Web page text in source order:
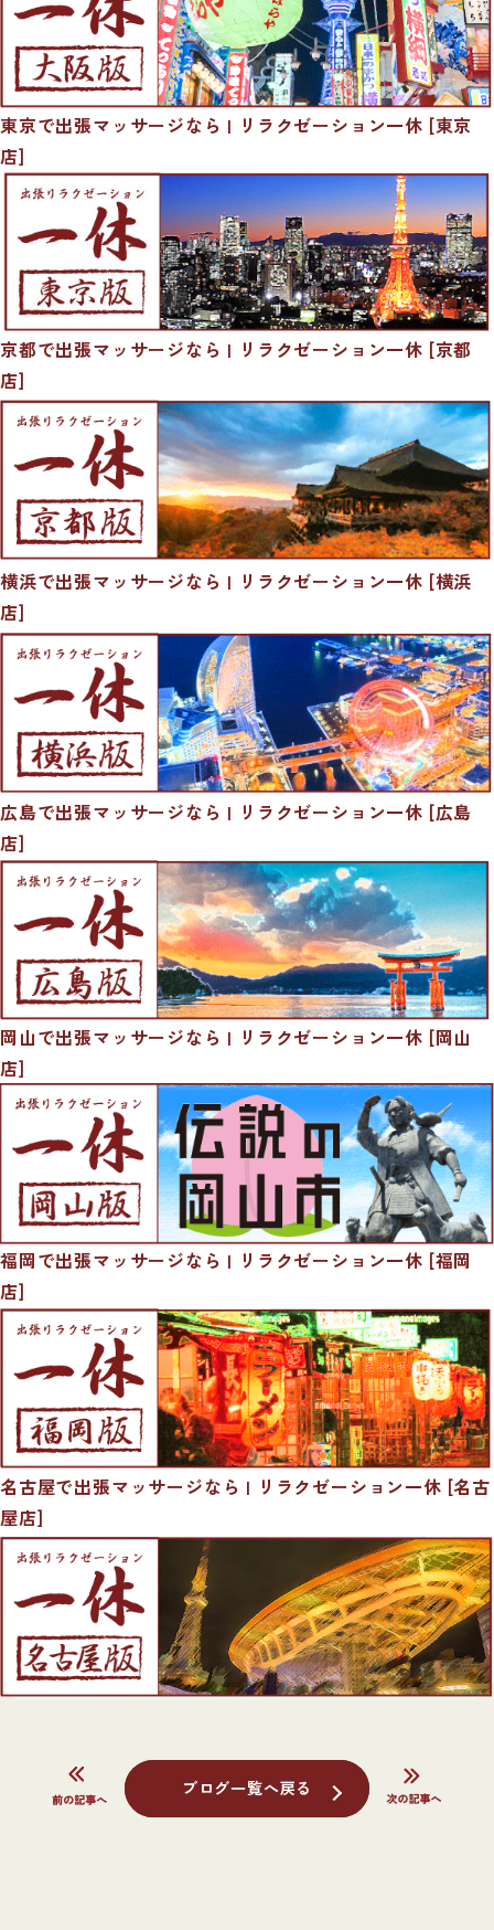
東京で出張マッサージなら | リラクゼーション一休 [東京
店]
京都で出張マッサージなら | リラクゼーション一休 [京都
店]
横浜で出張マッサージなら | リラクゼーション一休 [横浜
店]
広島で出張マッサージなら | リラクゼーション一休 [広島
店]
岡山で出張マッサージなら | リラクゼーション一休 [岡山
店]
福岡で出張マッサージなら | リラクゼーション一休 [福岡
店]
名古屋で出張マッサージなら | リラクゼーション一休 [名古
屋店]
ブログ一覧へ戻る